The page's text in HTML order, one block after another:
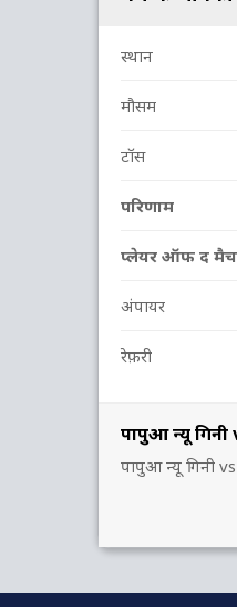
पापुआ न्यू
पापुआ न्यू गिनी
स्थान
मौसम
टॉस
परिणाम
प्लेयर ऑफ द मैच
अंपायर
रेफ़री